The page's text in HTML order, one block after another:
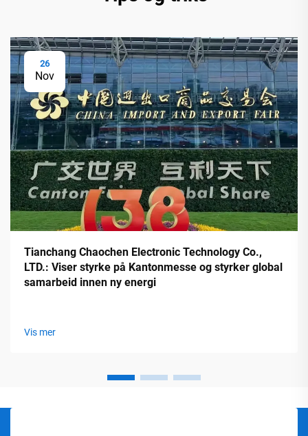
26
Nov
Tianchang Chaochen Electronic Technology Co.,
LTD.: Viser styrke på Kantonmesse og styrker global
samarbeid innen ny energi
Vis mer